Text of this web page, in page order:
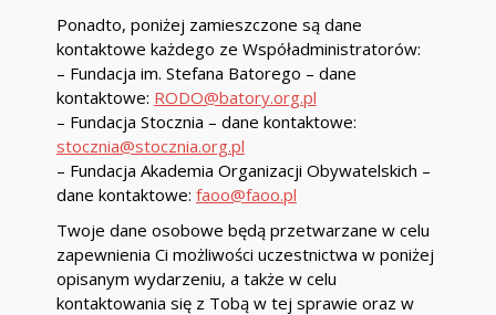
Ponadto, poniżej zamieszczone są dane
kontaktowe każdego ze Współadministratorów:
– Fundacja im. Stefana Batorego – dane
kontaktowe: RODO@batory.org.pl
– Fundacja Stocznia – dane kontaktowe:
stocznia@stocznia.org.pl
– Fundacja Akademia Organizacji Obywatelskich –
dane kontaktowe: faoo@faoo.pl
Twoje dane osobowe będą przetwarzane w celu
zapewnienia Ci możliwości uczestnictwa w poniżej
opisanym wydarzeniu, a także w celu
kontaktowania się z Tobą w tej sprawie oraz w